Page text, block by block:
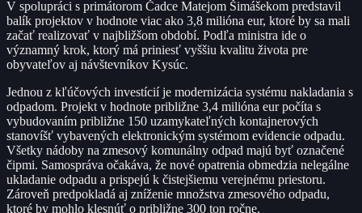
V spolupráci s primátorom Čadce Matejom Šimášekom predstavil
balík projektov v hodnote viac ako 3,8 milióna eur, ktoré by sa mali
začať realizovať v najbližšom období. Podľa ministra ide o
významný krok, ktorý má priniesť vyššiu kvalitu života pre
obyvateľov aj návštevníkov Kysúc.
Jednou z kľúčových investícií je modernizácia systému nakladania s
odpadom. Projekt v hodnote približne 3,4 milióna eur počíta s
vybudovaním približne 150 uzamykateľných kontajnerových
stanovíšť vybavených elektronickým systémom evidencie odpadu.
Všetky nádoby na zmesový komunálny odpad majú byť označené
čipmi. Samospráva očakáva, že nové opatrenia obmedzia nelegálne
ukladanie odpadu a prispejú k čistejšiemu verejnému priestoru.
Zároveň predpokladá aj zníženie množstva zmesového odpadu,
ktoré by mohlo klesnúť o približne 300 ton ročne.